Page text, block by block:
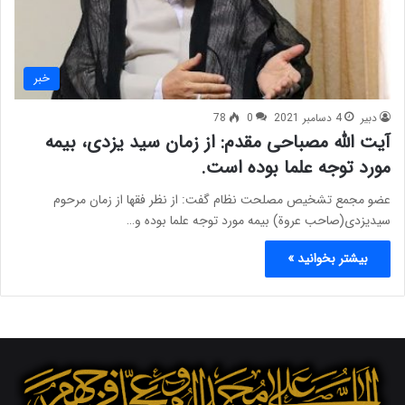
خبر
دبیر 4 دسامبر 2021 0
78
آیت الله مصباحی مقدم: از زمان سید یزدی، بیمه
مورد توجه علما بوده است.
عضو مجمع تشخیص مصلحت نظام گفت: از نظر فقها از زمان مرحوم
سیدیزدی(صاحب عروة) بیمه مورد توجه علما بوده و…
بیشتر بخوانید »